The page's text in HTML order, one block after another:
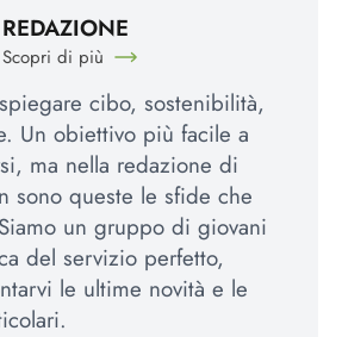
REDAZIONE
Scopri di più
cibo, sostenibilità,
Un obiettivo più facile a
ma nella redazione di
sono queste le sfide che
un gruppo di giovani
del servizio perfetto,
le ultime novità e le